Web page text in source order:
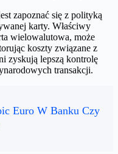
zapoznać się z polityką
karty. Właściwy
wielowalutowa, może
koszty związane z
zyskują lepszą kontrolę
transakcji.
Euro W Banku Czy